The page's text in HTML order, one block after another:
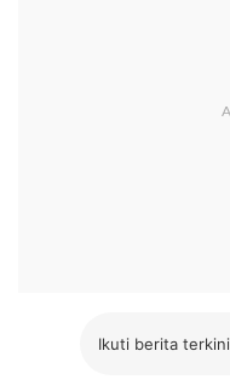
Ikuti berita